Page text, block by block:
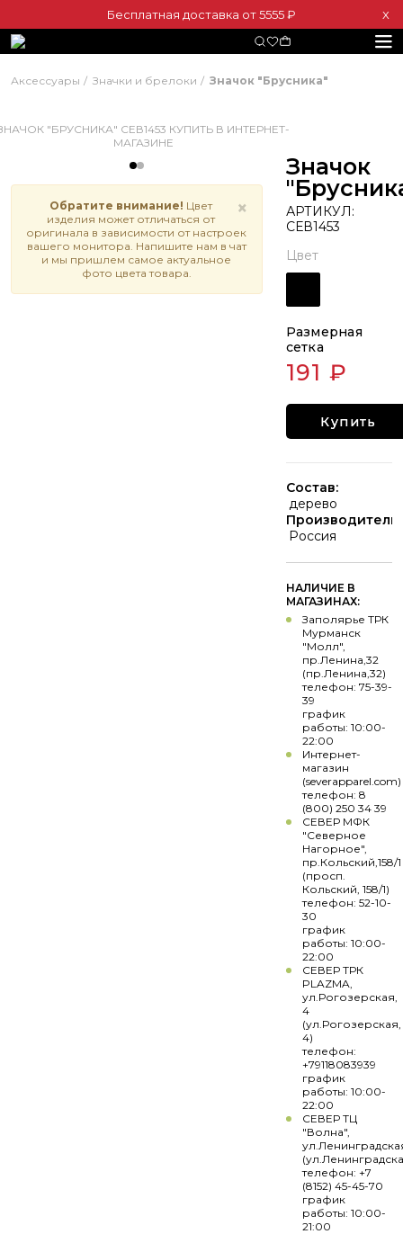
Бесплатная доставка от 5555 ₽ Х
Аксессуары Значки и брелоки Значок "Брусника"
×
Обратите внимание! Цвет
изделия может отличаться от
оригинала в зависимости от настроек
вашего монитора. Напишите нам в чат
и мы пришлем самое актуальное
фото цвета товара.
Значок
АРТИКУЛ:
СЕВ1453
Цвет
Размерная
сетка
191 ₽
Купить
Состав:
дерево
Производитель:
Россия
НАЛИЧИЕ В
МАГАЗИНАХ:
Заполярье ТРК
Мурманск
"Молл",
пр.Ленина,32
(пр.Ленина,32)
телефон: 75-39-
39
график
работы: 10:00-
22:00
Интернет-
магазин
(severapparel.com)
телефон: 8
(800) 250 34 39
СЕВЕР МФК
"Северное
Нагорное",
пр.Кольский,158/1
(просп.
Кольский, 158/1)
телефон: 52-10-
30
график
работы: 10:00-
22:00
СЕВЕР ТРК
PLAZMA,
ул.Рогозерская,
4
(ул.Рогозерская,
4)
телефон:
+79118083939
график
работы: 10:00-
22:00
СЕВЕР ТЦ
"Волна",
телефон: +7
(8152) 45-45-70
график
работы: 10:00-
21:00